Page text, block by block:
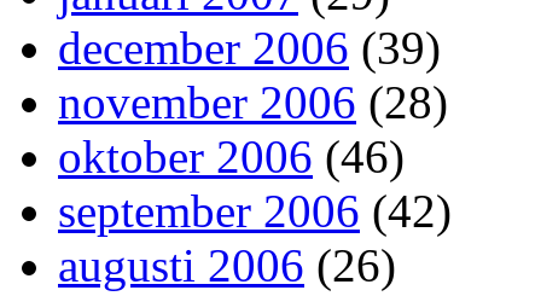
december 2006 (39)
november 2006 (28)
oktober 2006 (46)
september 2006 (42)
augusti 2006 (26)